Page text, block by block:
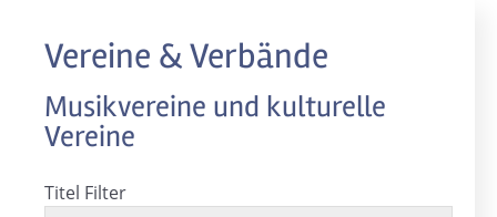
Vereine & Verbände
Musikvereine und kulturelle
Vereine
Titel Filter